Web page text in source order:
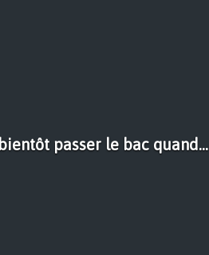
passer le bac quand...